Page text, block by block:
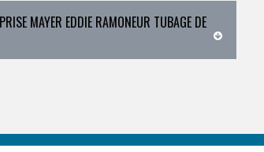
MAYER EDDIE RAMONEUR TUBAGE DE